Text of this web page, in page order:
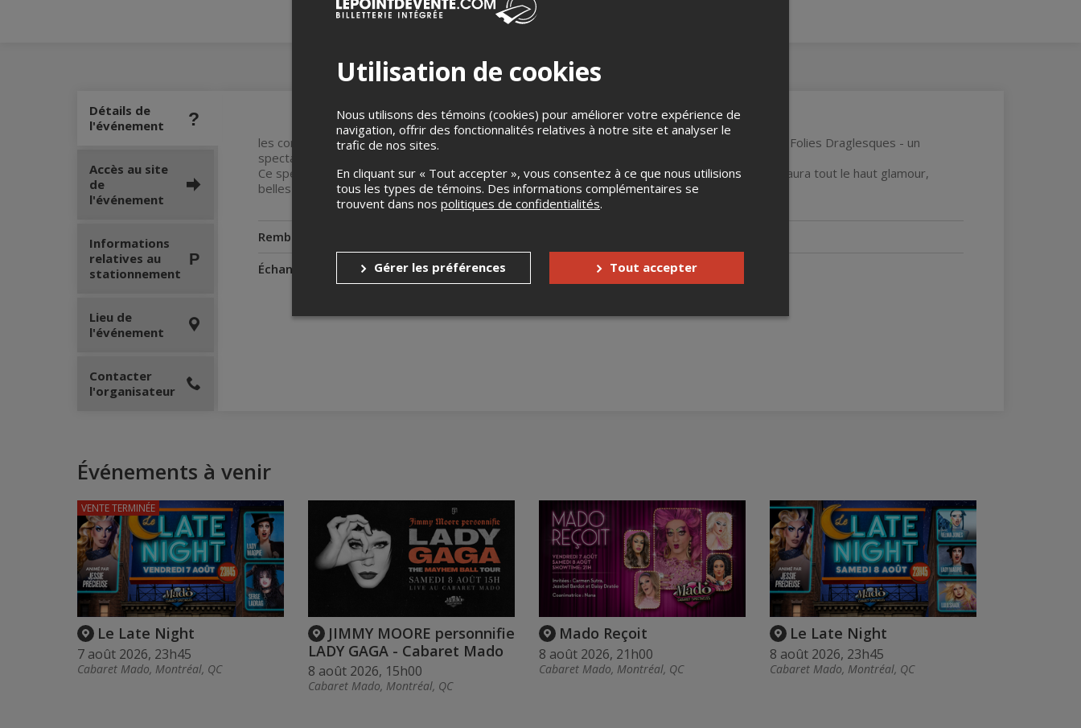
Détails de
l'événement
les corps et tous les genres et vous êtes tous invités à y participer! Nous vous présentons Les Folies Draglesques - un
spectacle scintillant de burlesque, drag, cabaret et tout ce qui peut s'y trouver!
Ce spectacle comprendra les numéros SIGNATURES de l'artiste! Restez r'assurer que ce show aura tout le haut glamour,
belles costumes, comedie, et sensualité que vous attendez!
Remboursements
Échanges
Jusqu'à 1 jour avant l'événement
Accès au site
de
l'événement
Informations
relatives au
stationnement
Lieu de
l'événement
Contacter
l'organisateur
Événements à venir
Le Late Night
7 août 2026, 23h45
Cabaret Mado, Montréal, QC
VENTE TERMINÉE
JIMMY MOORE personnifie
LADY GAGA - Cabaret Mado
8 août 2026, 15h00
Cabaret Mado, Montréal, QC
Mado Reçoit
8 août 2026, 21h00
Cabaret Mado, Montréal, QC
Le Late Night
8 août 2026, 23h45
Cabaret Mado, Montréal, QC
Utilisation de cookies
Nous utilisons des témoins (cookies) pour améliorer votre expérience de
navigation, offrir des fonctionnalités relatives à notre site et analyser le
trafic de nos sites.
En cliquant sur « Tout accepter », vous consentez à ce que nous utilisions
tous les types de témoins. Des informations complémentaires se
trouvent dans nos politiques de confidentialités.
Gérer les préférences Tout accepter